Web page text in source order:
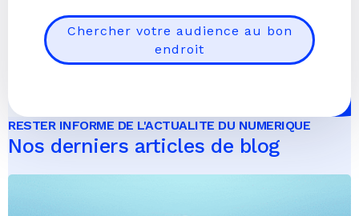
Chercher votre audience au bon
endroit
RESTER INFORME DE L'ACTUALITE DU NUMERIQUE
Nos derniers articles de blog